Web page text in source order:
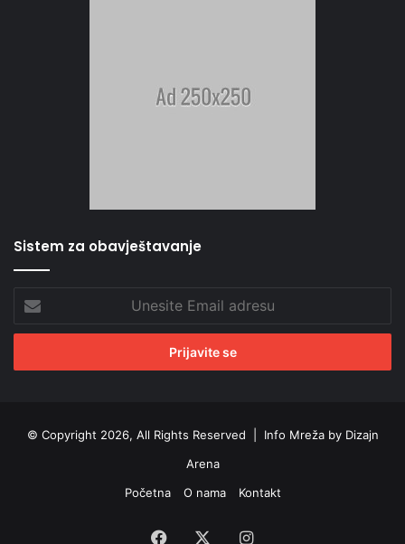
Sistem za obavještavanje
Email
adresu
© Copyright 2026, All Rights Reserved | Info Mreža by Dizajn
Arena
Početna
O nama Kontakt
Facebook Instagram